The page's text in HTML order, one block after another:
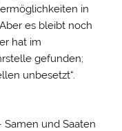
in
es bleibt noch
hat im
gefunden;
unbesetzt“.
Samen und Saaten